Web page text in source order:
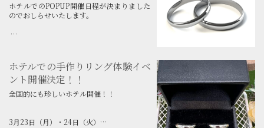
ホテルでのPOPUP開催日程が決まりました
のでおしらせいたします。
１０：００～
▪場所
SHIRAHAMA KEY TERRACE HOTEL SE
AMORE 様 １F
ホテルでの手作りリング体験イベ
ント開催決定！！
全国的にも珍しいホテル開催！！
3月23日（月）・24日（火）